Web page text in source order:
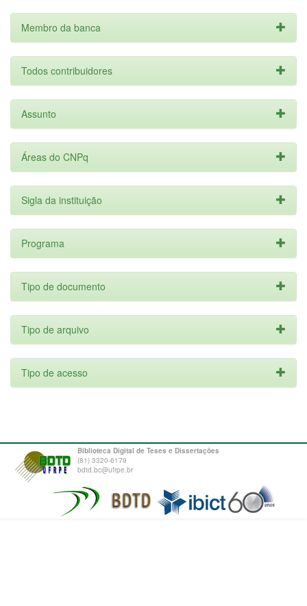
Membro da banca
Todos contribuidores
Assunto
Áreas do CNPq
Sigla da instituição
Programa
Tipo de documento
Tipo de arquivo
Tipo de acesso
Biblioteca Digital de Teses e Dissertações
(81) 3320-6179
bdtd.bc@ufrpe.br